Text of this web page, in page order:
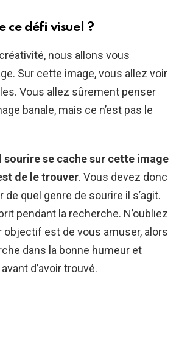
ce défi visuel ?
nous allons vous
Sur cette image, vous allez voir
Vous allez sûrement penser
banale, mais ce n’est pas le
sourire se cache sur cette image
de le trouver. Vous devez donc
de quel genre de sourire il s’agit.
pendant la recherche. N’oubliez
objectif est de vous amuser, alors
dans la bonne humeur et
d’avoir trouvé.